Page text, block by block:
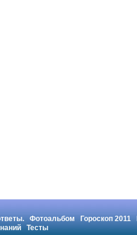
Фотоальбом Гороскоп 2011
Тесты